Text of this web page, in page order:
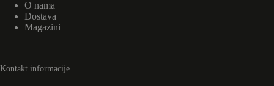
O nama
Dostava
Magazini
Kontakt informacije